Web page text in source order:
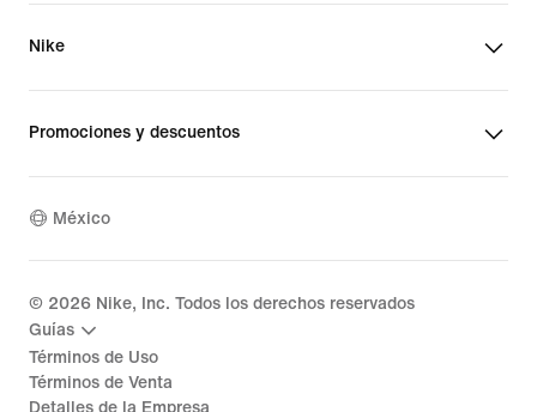
Nike
Promociones y descuentos
México
© 2026 Nike, Inc. Todos los derechos reservados
Guías
Términos de Uso
Términos de Venta
Detalles de la Empresa